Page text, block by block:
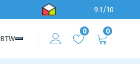
9.1/10
BTW
0 0